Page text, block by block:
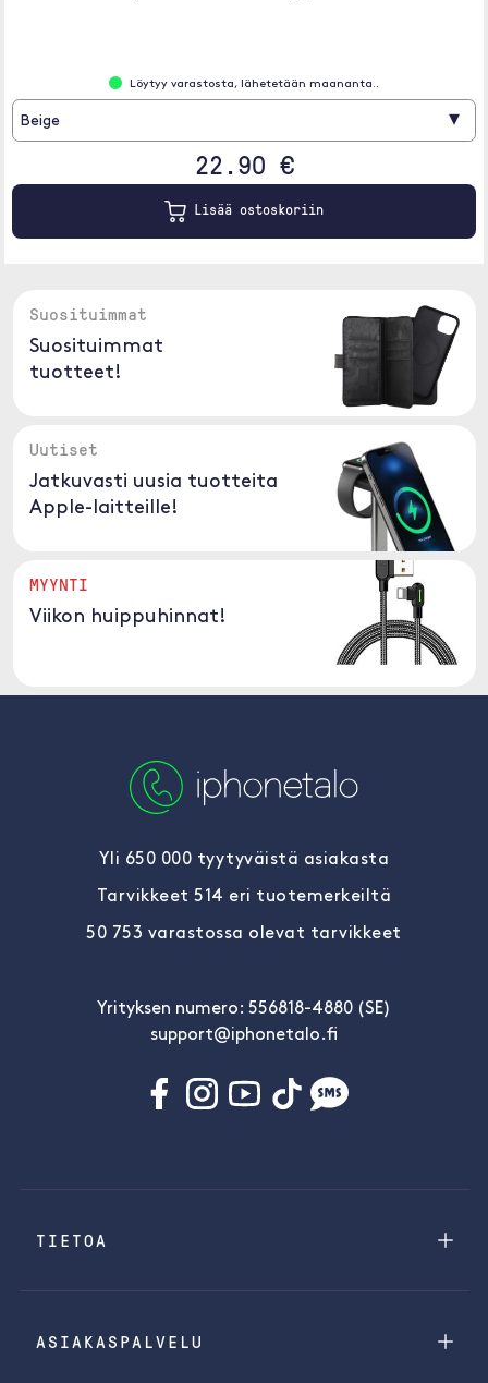
Löytyy varastosta, lähetetään maananta..
Beige ▾
22.90 €
Lisää ostoskoriin
Suosituimmat
Suosituimmat
tuotteet!
Uutiset
Jatkuvasti uusia tuotteita
Apple-laitteille!
MYYNTI
Viikon huippuhinnat!
Yli 650 000 tyytyväistä asiakasta
Tarvikkeet 514 eri tuotemerkeiltä
50 753 varastossa olevat tarvikkeet
Yrityksen numero: 556818-4880 (SE)
support@iphonetalo.fi
TIETOA
ASIAKASPALVELU